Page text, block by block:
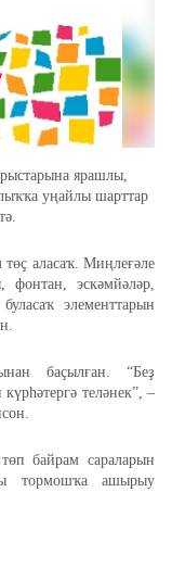
ярашлы,
уңайлы шарттар
аласаҡ. Миңлеғәле
фонтан, эскәмйәләр,
элементтарын
баҫылған. “Беҙ
теләнек”, –
байрам сараларын
тормошҡа ашырыу